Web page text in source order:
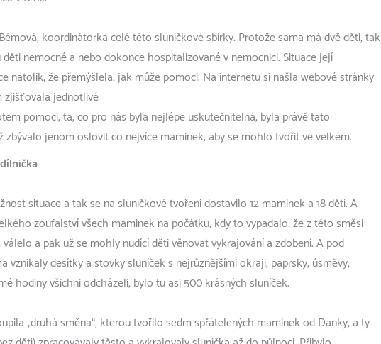
koordinátorka celé této sluníčkové sbírky. Protože sama má dvě děti, tak
nemocné a nebo dokonce hospitalizované v nemocnici. Situace její
natolik, že přemýšlela, jak může pomoci. Na internetu si našla webové stránky
zjišťovala jednotlivé
pomoci, ta, co pro nás byla nejlépe uskutečnitelná, byla právě tato
zbývalo jenom oslovit co nejvíce maminek, aby se mohlo tvořit ve velkém.
situace a tak se na sluníčkové tvoření dostavilo 12 maminek a 18 dětí. A
zoufalství všech maminek na počátku, kdy to vypadalo, že z této směsi
a pak už se mohly nudící děti věnovat vykrajování a zdobení. A pod
vznikaly desítky a stovky sluníček s nejrůznějšími okraji, paprsky, úsměvy,
hodiny všichni odcházeli, bylo tu asi 500 krásných sluníček.
„druhá směna“, kterou tvořilo sedm spřátelených maminek od Danky, a ty